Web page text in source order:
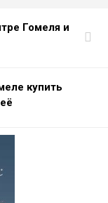
Гомеля и
купить